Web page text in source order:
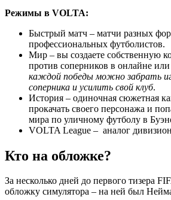
Режимы в VOLTA:
Быстрый матч – матчи разных
профессиональных футболистов.
Мир – вы создаете собственную
против соперников в онлайне
каждой победы можно забрать
соперника и усилить свой клуб.
История – одиночная сюжетная
прокачать своего персонажа и
мира по уличному футболу в
VOLTA League – аналог
Кто на обложке?
За несколько дней до первого тизера
обложку симулятора – на ней был